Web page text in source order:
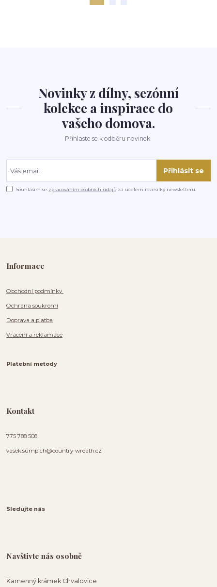
Novinky z dílny, sezónní
kolekce a inspirace do
vašeho domova.
Přihlaste se k odběru novinek.
Přihlásit se
Souhlasím se zpracováním osobních údajů za účelem rozesílky newsletteru.
Informace
Obchodní podmínky
Ochrana soukromí
Doprava a platba
Vrácení a reklamace
Platební metody
Kontakt
775 788 508
vasek.sumpich@country-wreath.cz
Sledujte nás
Navštivte nás osobně
Kamenný krámek Chvalovice